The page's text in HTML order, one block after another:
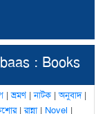
: Books
|ভ্রমণ|নাটক |অনুবাদ|
|রান্না| Novel |